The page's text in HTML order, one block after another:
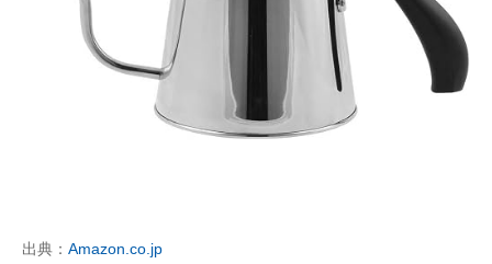
出典： Amazon.co.jp